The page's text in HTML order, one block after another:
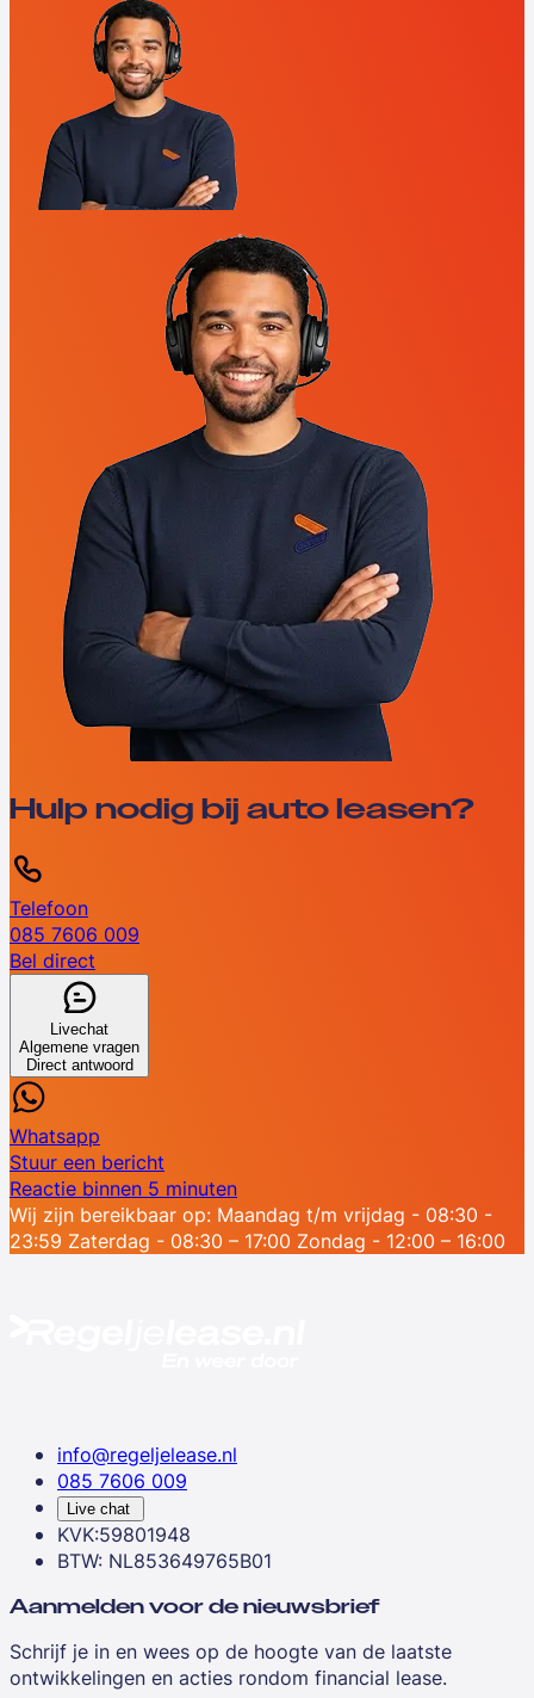
Hulp nodig bij auto leasen?
Telefoon
085 7606 009
Bel direct
Livechat
Algemene vragen
Direct antwoord
Whatsapp
Stuur een bericht
Reactie binnen 5 minuten
Wij zijn bereikbaar op: Maandag t/m vrijdag - 08:30 -
23:59 Zaterdag - 08:30 – 17:00 Zondag - 12:00 – 16:00
info@regeljelease.nl
085 7606 009
Live chat
KVK:59801948
BTW: NL853649765B01
Aanmelden voor de nieuwsbrief
Schrijf je in en wees op de hoogte van de laatste
ontwikkelingen en acties rondom financial lease.